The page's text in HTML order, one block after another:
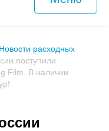
Новости расходных
поступили
Film. В наличии